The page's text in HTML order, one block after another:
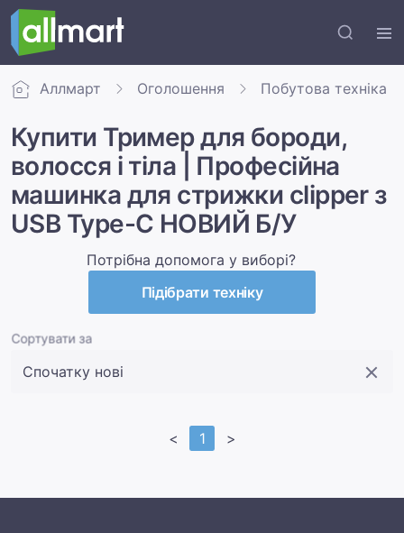
Аллмарт Оголошення Побутова техніка
Купити Тример для бороди,
волосся і тіла | Професійна
машинка для стрижки clipper з
USB Type-C НОВИЙ Б/У
Потрібна допомога у виборі?
Підібрати техніку
Сортувати за
< 1 >